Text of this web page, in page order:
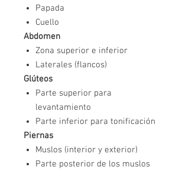
Papada
Cuello
Abdomen
Zona superior e inferior
Laterales (flancos)
Glúteos
Parte superior para
levantamiento
Parte inferior para tonificación
Piernas
Muslos (interior y exterior)
Parte posterior de los muslos